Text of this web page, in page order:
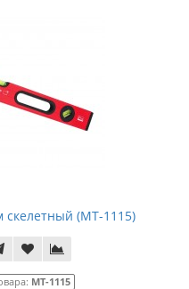
(MT-1115)
MT-1115